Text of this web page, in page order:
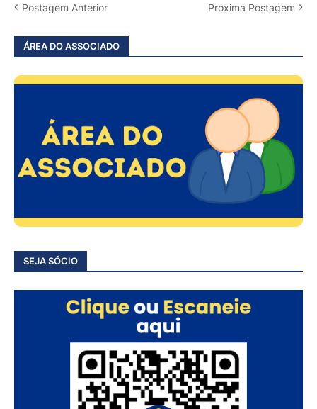
Postagem Anterior Próxima Postagem
ÁREA DO ASSOCIADO
SEJA SÓCIO